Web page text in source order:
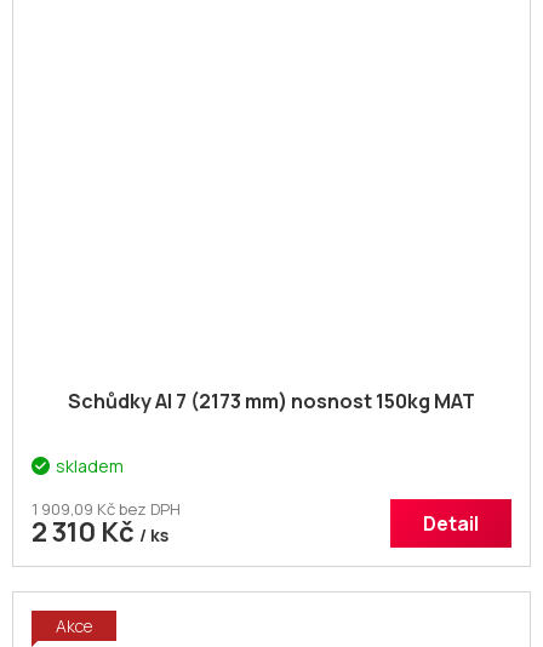
Schůdky Al 7 (2173 mm) nosnost 150kg MAT
skladem
1 909,09 Kč bez DPH
2 310 Kč / ks Detail
Akce